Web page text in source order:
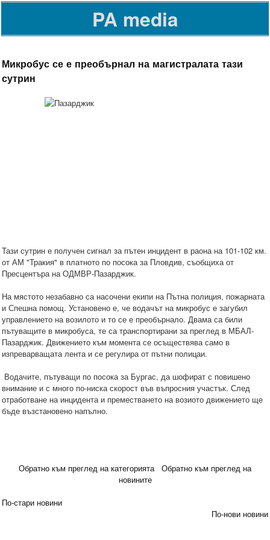
PA media
Микробус се е преобърнал на магистралата тази
сутрин
Тази сутрин е получен сигнал за пътен инцидент в раона на 101-102 км.
от АМ "Тракия" в платното по посока за Пловдив, съобщиха от
Пресцентъра на ОДМВР-Пазарджик.
На мястото незабавно са насочени екипи на Пътна полиция, пожарната
и Спешна помощ. Установено е, че водачът на микробус е загубил
управлението на возилото и то се е преобърнало. Двама са били
пътуващите в микробуса, те са транспортирани за преглед в МБАЛ-
Пазарджик. Движението към момента се осъществява само в
изпреварващата лента и се регулира от пътни полицаи.
Водачите, пътуващи по посока за Бургас, да шофират с повишено
внимание и с много по-ниска скорост във въпросния участък. След
отработване на инцидента и преместването на возиото движението ще
бъде възстановено напълно.
Обратно към преглед на категорията
Обратно към преглед на
новините
По-стари новини
По-нови новини